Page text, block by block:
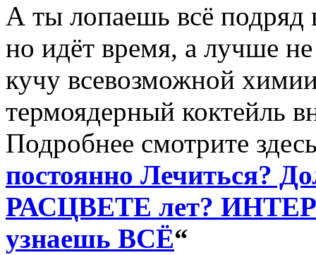
А ты лопаешь всё подряд
но идёт время, а лучше не
кучу всевозможной
термоядерный коктейль
Подробнее смотрите
постоянно Лечиться?
РАСЦВЕТЕ лет?
узнаешь ВСЁ“